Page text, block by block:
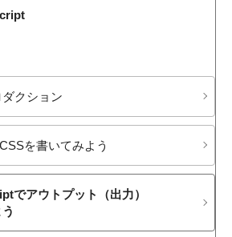
クション
を​書いてみよう
で​アウトプット​（出力）